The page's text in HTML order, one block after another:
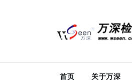
首页 关于万深